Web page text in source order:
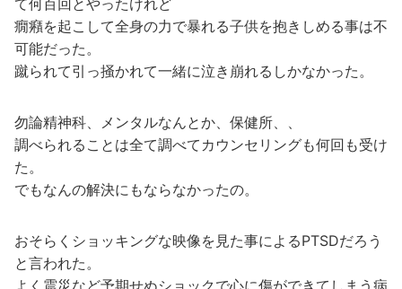
癇癪を起こして全身の力で暴れる子供を抱きしめる事は不
可能だった。
蹴られて引っ掻かれて一緒に泣き崩れるしかなかった。
勿論精神科、メンタルなんとか、保健所、、
調べられることは全て調べてカウンセリングも何回も受け
た。
でもなんの解決にもならなかったの。
おそらくショッキングな映像を見た事によるPTSDだろう
と言われた。
よく震災など予期せぬショックで心に傷ができてしまう病